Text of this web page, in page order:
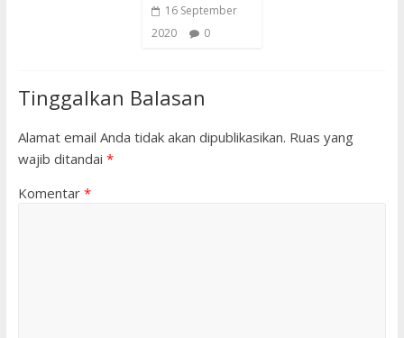
16 September
2020
0
Tinggalkan Balasan
Alamat email Anda tidak akan dipublikasikan. Ruas yang
wajib ditandai *
Komentar *